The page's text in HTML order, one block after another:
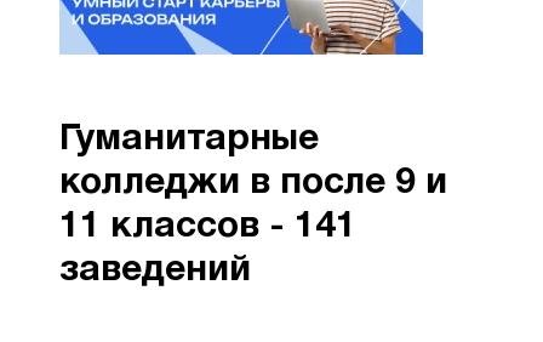
Гуманитарные
колледжи в после 9 и
11 классов - 141
заведений